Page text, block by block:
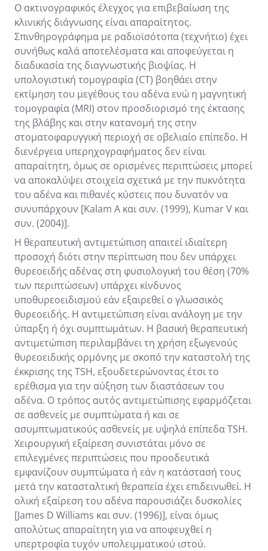
Ο ακτινογραφικός έλεγχος για επιβεβαίωση της
κλινικής διάγνωσης είναι απαραίτητος.
Σπινθηρογράφημα με ραδιοϊσότοπα (τεχνήτιο) έχει
συνήθως καλά αποτελέσματα και αποφεύγεται η
διαδικασία της διαγνωστικής βιοψίας. Η
υπολογιστική τομογραφία (CT) βοηθάει στην
εκτίμηση του μεγέθους του αδένα ενώ η μαγνητική
τομογραφία (MRI) στον προσδιορισμό της έκτασης
της βλάβης και στην κατανομή της στην
στοματοφαρυγγική περιοχή σε οβελιαίο επίπεδο. Η
διενέργεια υπερηχογραφήματος δεν είναι
απαραίτητη, όμως σε ορισμένες περιπτώσεις μπορεί
να αποκαλύψει στοιχεία σχετικά με την πυκνότητα
του αδένα και πιθανές κύστεις που δυνατόν να
συνυπάρχουν [Kalam A και συν. (1999), Kumar V και
συν. (2004)].
Η θεραπευτική αντιμετώπιση απαιτεί ιδιαίτερη
προσοχή διότι στην περίπτωση που δεν υπάρχει
θυρεοειδής αδένας στη φυσιολογική του θέση (70%
των περιπτώσεων) υπάρχει κίνδυνος
υποθυρεοειδισμού εάν εξαιρεθεί ο γλωσσικός
θυρεοειδής. Η αντιμετώπιση είναι ανάλογη με την
ύπαρξη ή όχι συμπτωμάτων. Η βασική θεραπευτική
αντιμετώπιση περιλαμβάνει τη χρήση εξωγενούς
θυρεοειδικής ορμόνης με σκοπό την καταστολή της
έκκρισης της TSH, εξουδετερώνοντας έτσι το
ερέθισμα για την αύξηση των διαστάσεων του
αδένα. Ο τρόπος αυτός αντιμετώπισης εφαρμόζεται
σε ασθενείς με συμπτώματα ή και σε
ασυμπτωματικούς ασθενείς με υψηλά επίπεδα TSH.
Χειρουργική εξαίρεση συνιστάται μόνο σε
επιλεγμένες περιπτώσεις που προοδευτικά
εμφανίζουν συμπτώματα ή εάν η κατάστασή τους
μετά την κατασταλτική θεραπεία έχει επιδεινωθεί. Η
ολική εξαίρεση του αδένα παρουσιάζει δυσκολίες
[James D Williams και συν. (1996)], είναι όμως
απολύτως απαραίτητη για να αποφευχθεί η
υπερτροφία τυχόν υπολειμματικού ιστού.